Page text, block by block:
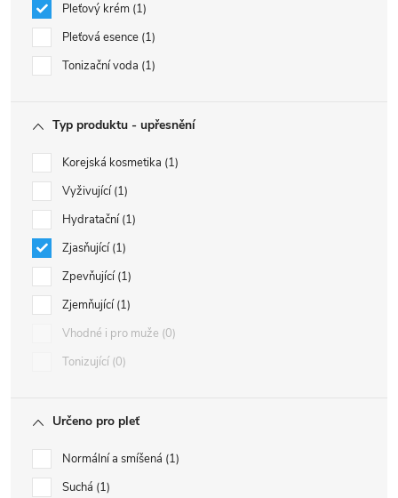
Pleťový krém 1
Pleťová esence 1
Tonizační voda 1
Typ produktu - upřesnění
Korejská kosmetika 1
Vyživující 1
Hydratační 1
Zjasňující 1
Zpevňující 1
Zjemňující 1
Vhodné i pro muže 0
Tonizující 0
Určeno pro pleť
Normální a smíšená 1
Suchá 1